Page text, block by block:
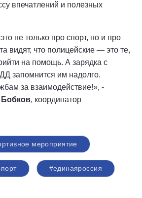
впечатлений и полезных
не только про спорт, но и про
видят, что полицейские — это те,
на помощь. А зарядка с
запомнится им надолго.
за взаимодействие!», -
, координатор
мероприятие
#единаяроссия